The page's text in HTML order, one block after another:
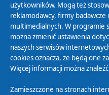
Polityka Prywatności
Zasady korzystania z Serwisu
Organizacje Pożytku
Cyfryzacja DAB+
użytkowników. Mogą też
reklamodawcy, firmy badawcze
multimedialnych. W programie
można zmienić ustawienia
naszych serwisów
cookies oznacza, że będą one
Więcej informacji można
Zamieszczone na stronach